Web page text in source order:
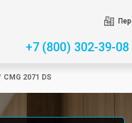
+7 (800) 302-39-08
CMG 2071 DS